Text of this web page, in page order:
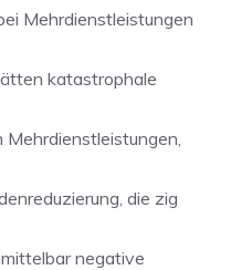
Mehrdienstleistungen
katastrophale
Mehrdienstleistungen,
die zig
negative